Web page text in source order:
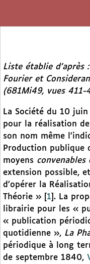
Liste établie d’après
Fourier et
(681Mi49, vues 411-
La Société du 10
pour la réalisation
son nom même
Production publique
moyens convenables
extension possible,
d’opérer la
Théorie »
1 . La
librairie pour les «
« publication
quotidienne », La
périodique à long
de septembre 1840,